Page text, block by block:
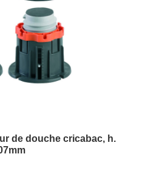
de douche cricabac, h.